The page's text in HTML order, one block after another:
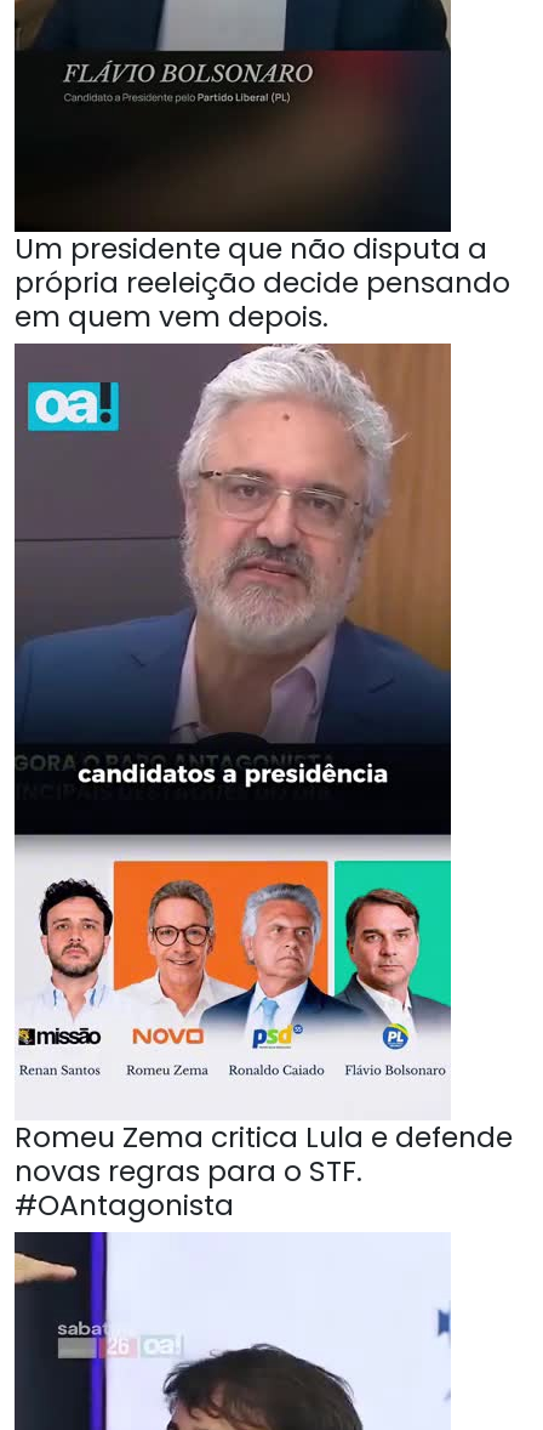
Um presidente que não disputa a
própria reeleição decide pensando
em quem vem depois.
Romeu Zema critica Lula e defende
novas regras para o STF.
#OAntagonista